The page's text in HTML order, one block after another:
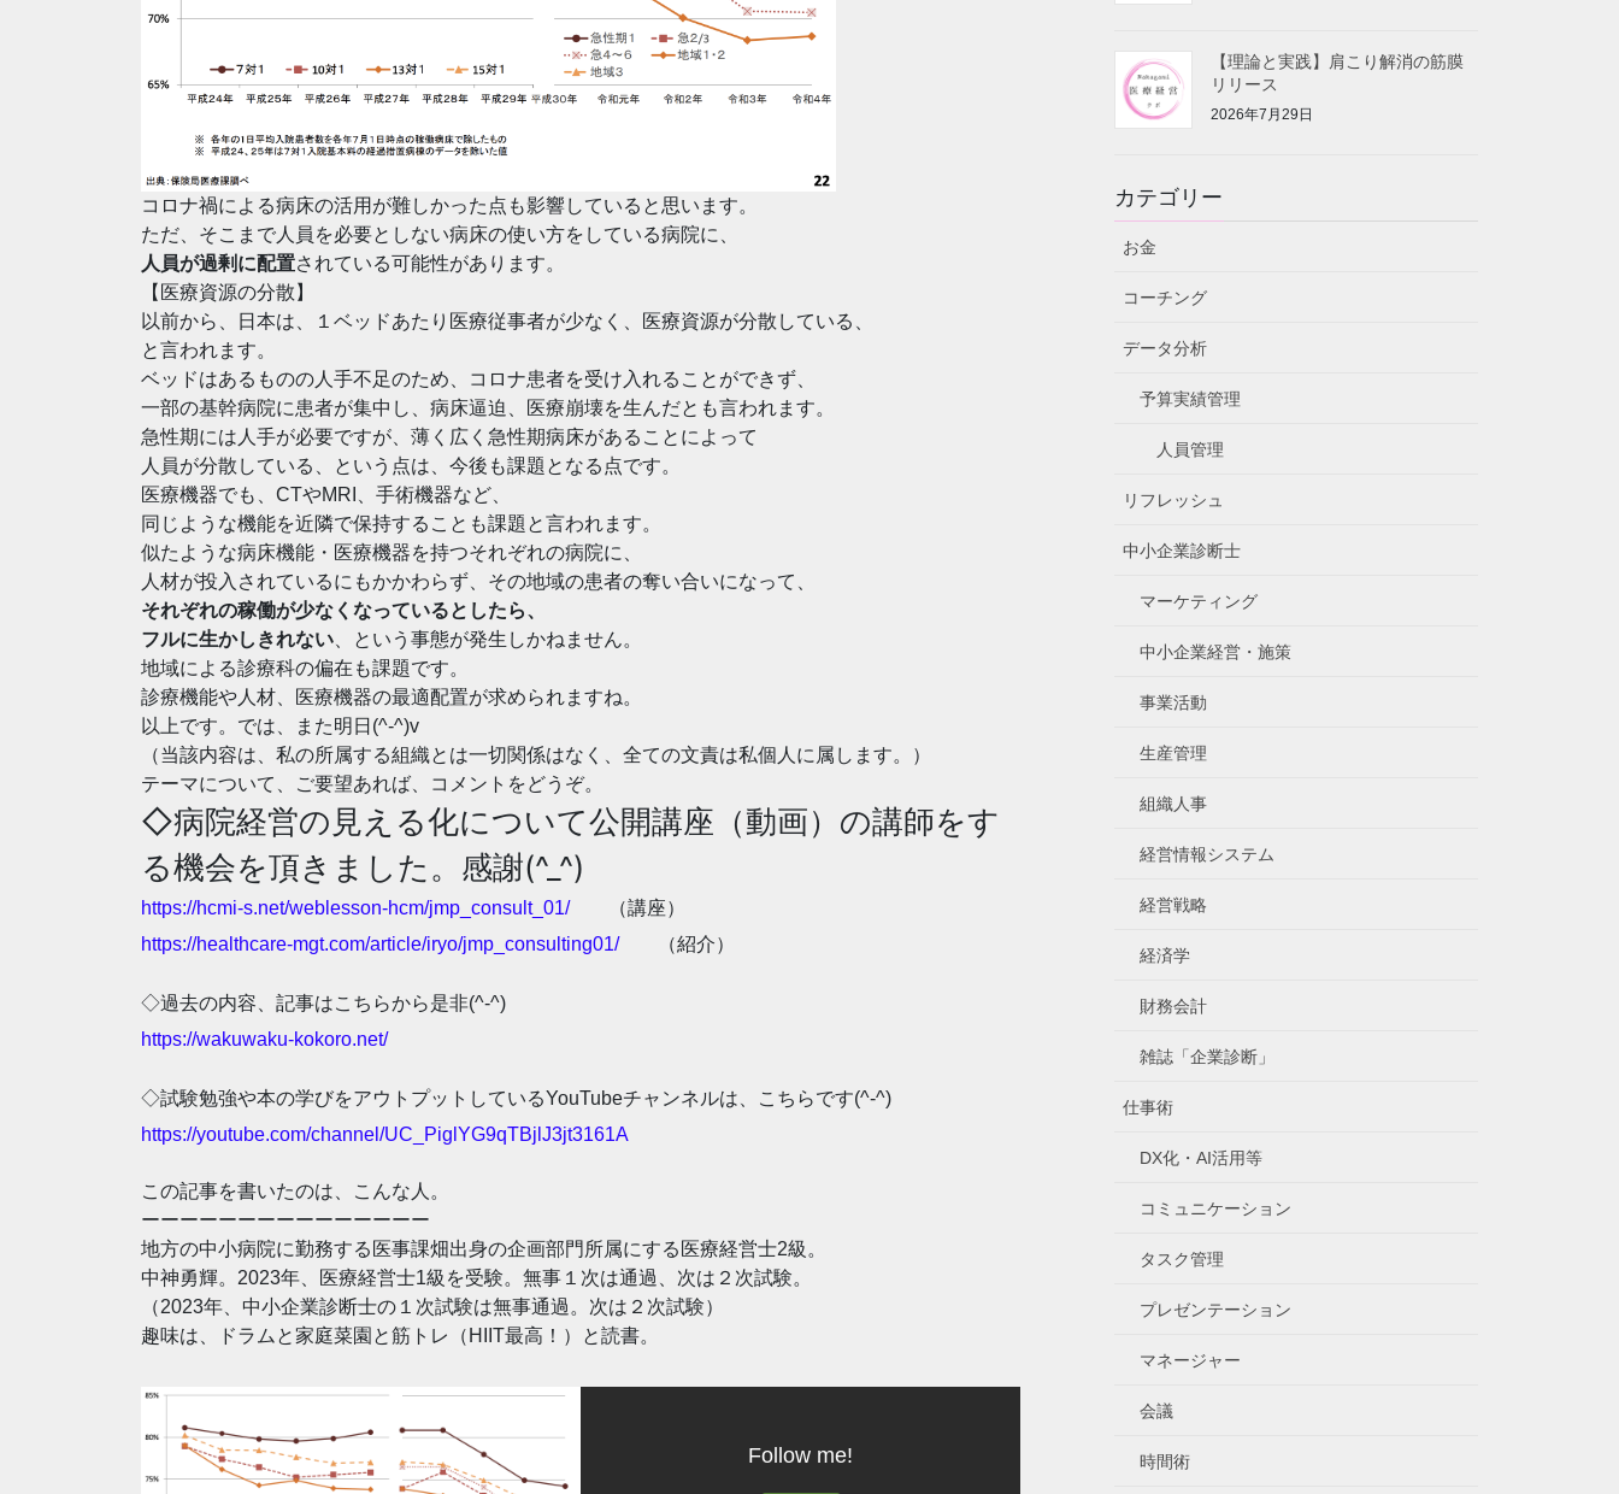
コロナ禍による病床の活用が難しかった点も影響していると思います。
ただ、そこまで人員を必要としない病床の使い方をしている病院に、
人員が過剰に配置されている可能性があります。
【医療資源の分散】
以前から、日本は、１ベッドあたり医療従事者が少なく、医療資源が分散している、
と言われます。
ベッドはあるものの人手不足のため、コロナ患者を受け入れることができず、
一部の基幹病院に患者が集中し、病床逼迫、医療崩壊を生んだとも言われます。
急性期には人手が必要ですが、薄く広く急性期病床があることによって
人員が分散している、という点は、今後も課題となる点です。
医療機器でも、CTやMRI、手術機器など、
同じような機能を近隣で保持することも課題と言われます。
似たような病床機能・医療機器を持つそれぞれの病院に、
人材が投入されているにもかかわらず、その地域の患者の奪い合いになって、
それぞれの稼働が少なくなっているとしたら、
フルに生かしきれない 、という事態が発生しかねません。
地域による診療科の偏在も課題です。
診療機能や人材、医療機器の最適配置が求められますね。
以上です。では、また明日(^-^)v
（当該内容は、私の所属する組織とは一切関係はなく、全ての文責は私個人に属します。）
テーマについて、ご要望あれば、コメントをどうぞ。
◇病院経営の見える化について公開講座（動画）の講師をす
る機会を頂きました。感謝(^_^)
https://hcmi-s.net/weblesson-hcm/jmp_consult_01/（講座）
https://healthcare-mgt.com/article/iryo/jmp_consulting01/（紹介）
◇過去の内容、記事はこちらから是非(^-^)
https://wakuwaku-kokoro.net/
◇試験勉強や本の学びをアウトプットしているYouTubeチャンネルは、こちらです(^-^)
https://youtube.com/channel/UC_PiglYG9qTBjlJ3jt3161A
この記事を書いたのは、こんな人。
ーーーーーーーーーーーーーーー
地方の中小病院に勤務する医事課畑出身の企画部門所属にする医療経営士2級。
中神勇輝。2023年、医療経営士1級を受験。無事１次は通過、次は２次試験。
（2023年、中小企業診断士の１次試験は無事通過。次は２次試験）
趣味は、ドラムと家庭菜園と筋トレ（HIIT最高！）と読書。
Follow me!
【理論と実践】肩こり解消の筋膜
リリース
2026年7月29日
カテゴリー
お金
コーチング
データ分析
予算実績管理
人員管理
リフレッシュ
中小企業診断士
マーケティング
中小企業経営・施策
事業活動
生産管理
組織人事
経営情報システム
経営戦略
経済学
財務会計
雑誌「企業診断」
仕事術
DX化・AI活用等
コミュニケーション
タスク管理
プレゼンテーション
マネージャー
会議
時間術